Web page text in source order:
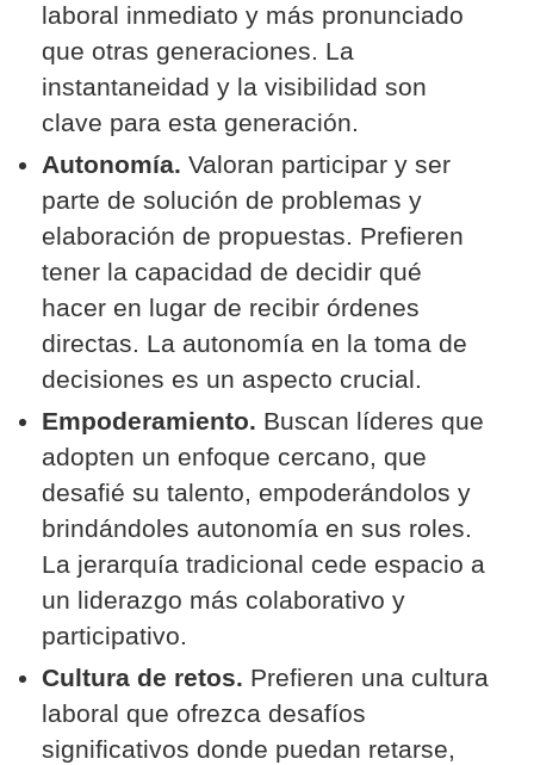
laboral inmediato y más pronunciado
que otras generaciones. La
instantaneidad y la visibilidad son
clave para esta generación.
Autonomía. Valoran participar y ser
parte de solución de problemas y
elaboración de propuestas. Prefieren
tener la capacidad de decidir qué
hacer en lugar de recibir órdenes
directas. La autonomía en la toma de
decisiones es un aspecto crucial.
Empoderamiento. Buscan líderes que
adopten un enfoque cercano, que
desafié su talento, empoderándolos y
brindándoles autonomía en sus roles.
La jerarquía tradicional cede espacio a
un liderazgo más colaborativo y
participativo.
Cultura de retos. Prefieren una cultura
laboral que ofrezca desafíos
significativos donde puedan retarse,